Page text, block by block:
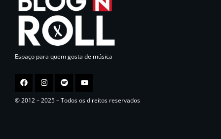
Espaço para quem gosta de música
© 2012 – 2025 – Todos os direitos reservados